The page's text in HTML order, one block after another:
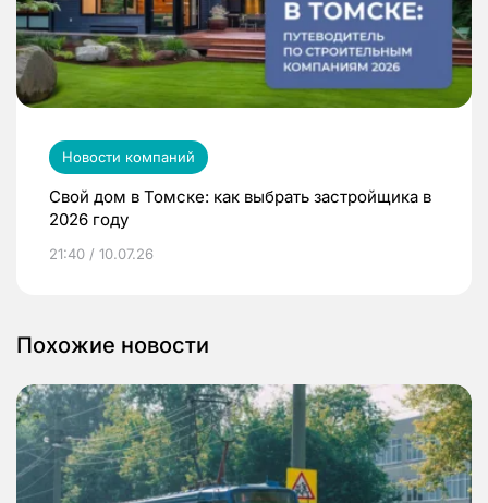
Новости компаний
Свой дом в Томске: как выбрать застройщика в
2026 году
21:40 / 10.07.26
Похожие новости